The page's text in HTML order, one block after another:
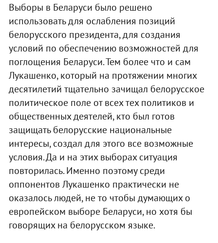
Выборы в Беларуси было решено
использовать для ослабления позиций
белорусского президента, для создания
условий по обеспечению возможностей для
поглощения Беларуси. Тем более что и сам
Лукашенко, который на протяжении многих
десятилетий тщательно зачищал белорусское
политическое поле от всех тех политиков и
общественных деятелей, кто был готов
защищать белорусские национальные
интересы, создал для этого все возможные
условия. Да и на этих выборах ситуация
повторилась. Именно поэтому среди
оппонентов Лукашенко практически не
оказалось людей, не то чтобы думающих о
европейском выборе Беларуси, но хотя бы
говорящих на белорусском языке.